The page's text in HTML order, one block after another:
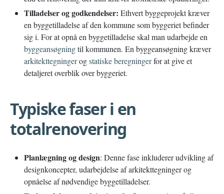
Tilladelser og godkendelser: Ethvert byggeprojekt kræver
en byggetilladelse af den kommune som byggeriet befinder
sig i. For at opnå en byggetilladelse skal man udarbejde en
byggeansøgningtil kommunen. En byggeansøgning kræver
arkitekttegningerogstatiske beregningerfor at give et
detaljeret overblik over byggeriet.
Typiske faser i en
totalrenovering
Planlægning og design: Denne fase inkluderer udvikling af
designkoncepter, udarbejdelse af arkitekttegninger og
opnåelse af nødvendige byggetilladelser.